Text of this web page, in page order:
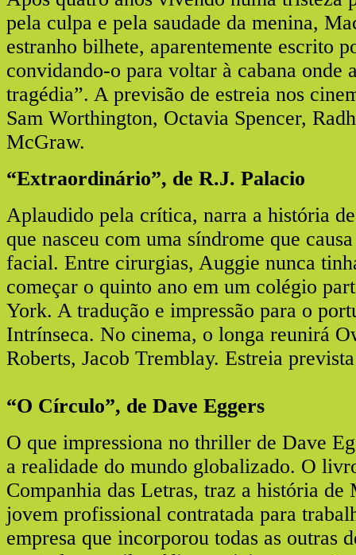
pela culpa e pela saudade da menina,
estranho bilhete, aparentemente escrito
convidando-o para voltar à cabana onde
tragédia”. A previsão de estreia nos
Sam Worthington, Octavia Spencer,
McGraw.
“Extraordinário”, de R.J. Palacio
Aplaudido pela crítica, narra a história
que nasceu com uma síndrome que
facial. Entre cirurgias, Auggie nunca
começar o quinto ano em um colégio
York. A tradução e impressão para o
Intrínseca. No cinema, o longa reunirá
Roberts, Jacob Tremblay. Estreia
“O Círculo”, de Dave Eggers
O que impressiona no thriller de Dave
a realidade do mundo globalizado. O
Companhia das Letras, traz a história de
jovem profissional contratada para
empresa que incorporou todas as outras